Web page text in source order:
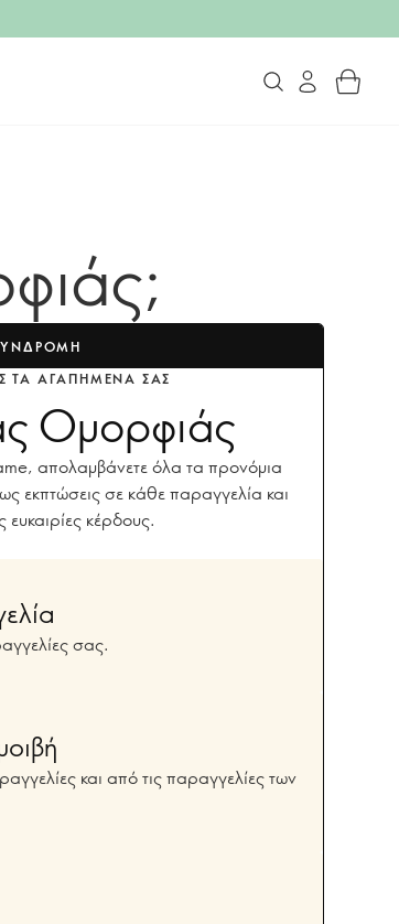
ΤΑ ΑΓΑΠΗΜΈΝΑ ΣΑΣ
Ομορφιάς
απολαμβάνετε όλα τα προνόμια
εκπτώσεις σε κάθε παραγγελία και
ευκαιρίες κέρδους.
σας.
και από τις παραγγελίες των